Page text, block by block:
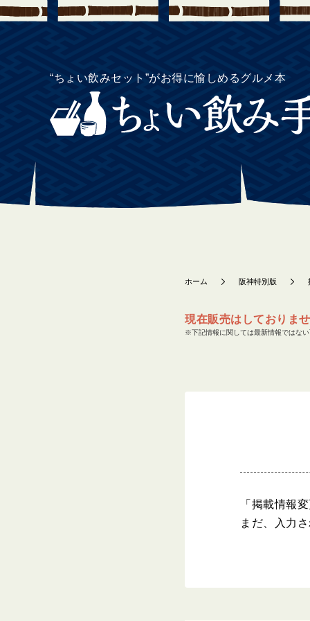
“ちょい飲みセット”がお得に愉しめるグルメ本
ホーム 阪神特別版
現在販売はしておりませ
※下記情報に関しては最新情報ではない
「掲載情報
まだ、入力